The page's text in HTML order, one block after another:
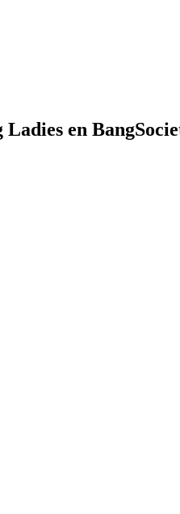
en